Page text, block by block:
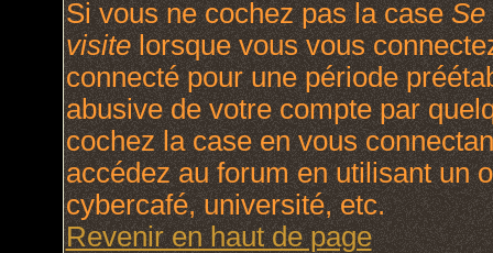
Si vous ne cochez pas la caseSe
visitelorsque vous vous
connecté pour une période
abusive de votre compte par
cochez la case en vous
accédez au forum en utilisant un
cybercafé, université, etc.
Revenir en haut de page